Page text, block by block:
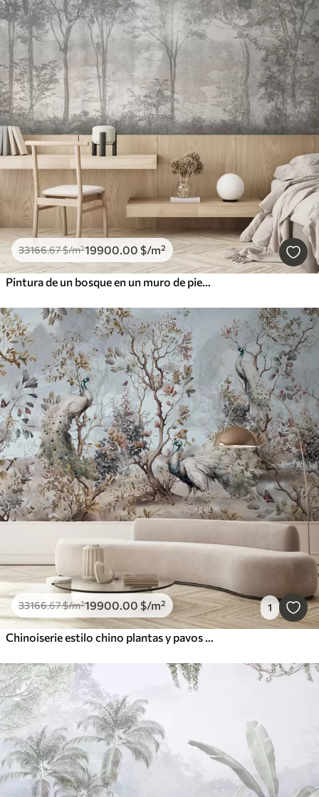
33166.67$/m²19900.00 $/m²
Pintura de un bosque en un muro de piedra
33166.67$/m²19900.00 $/m² 1
Chinoiserie estilo chino plantas y pavos reales